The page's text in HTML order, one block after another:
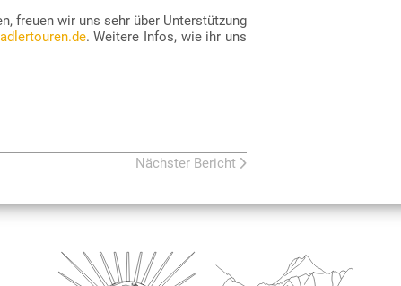
freuen wir uns sehr über Unterstützung
. Weitere Infos, wie ihr uns
Nächster Bericht